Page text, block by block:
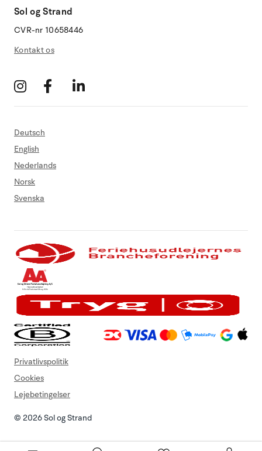
Sol og Strand
CVR-nr 10658446
Kontakt os
Deutsch
English
Nederlands
Norsk
Svenska
© 2026 Sol og Strand
Privatlivspolitik
Cookies
Lejebetingelser